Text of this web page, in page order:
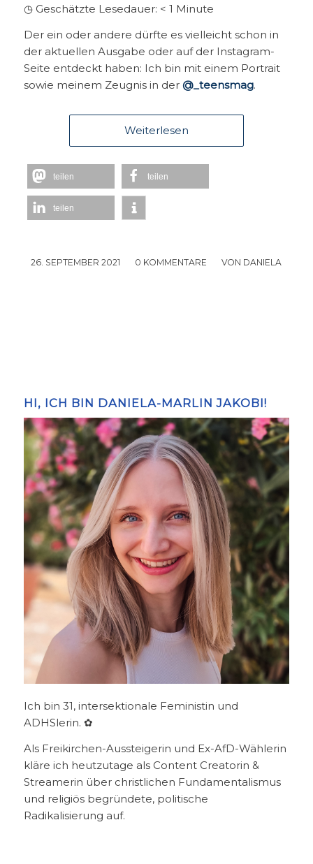
◷ Geschätzte Lesedauer: < 1 Minute
Der ein oder andere dürfte es vielleicht schon in
der aktuellen Ausgabe oder auf der Instagram-
Seite entdeckt haben: Ich bin mit einem Portrait
sowie meinem Zeugnis in der @_teensmag.
Weiterlesen
teilen teilen
teilen
26. SEPTEMBER 2021
/ 0 KOMMENTARE
/ VON DANIELA
HI, ICH BIN DANIELA-MARLIN JAKOBI!
Ich bin 31, intersektionale Feministin und
ADHSlerin. ✿
Als Freikirchen-Aussteigerin und Ex-AfD-Wählerin
kläre ich heutzutage als Content Creatorin &
Streamerin über christlichen Fundamentalismus
und religiös begründete, politische
Radikalisierung auf.